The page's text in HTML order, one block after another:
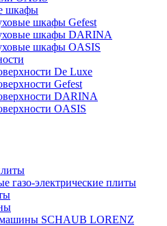
шкафы
шкафы Gefest
шкафы DARINA
шкафы OASIS
De Luxe
Gefest
DARINA
OASIS
газо-электрические плиты
SCHAUB LORENZ